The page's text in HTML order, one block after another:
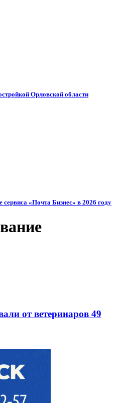
Орловской области
сервиса «Почта Бизнес» в 2026 году
от ветеринаров 49